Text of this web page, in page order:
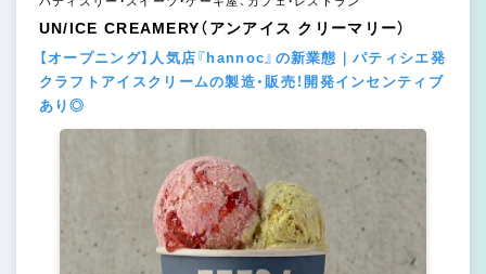
UN/ICE CREAMERY（アンアイス クリーマリー）
【オープニング】人気店『hannoc』の新業態｜パティシエ発
クラフトアイスクリームの製造・販売！開発インセンティブ
あり◎